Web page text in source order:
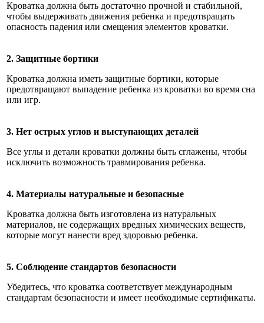
Кроватка должна быть достаточно прочной и стабильной,
чтобы выдерживать движения ребенка и предотвращать
опасность падения или смещения элементов кроватки.
2. Защитные бортики
Кроватка должна иметь защитные бортики, которые
предотвращают выпадение ребенка из кроватки во время сна
или игр.
3. Нет острых углов и выступающих деталей
Все углы и детали кроватки должны быть сглажены, чтобы
исключить возможность травмирования ребенка.
4. Материалы натуральные и безопасные
Кроватка должна быть изготовлена из натуральных
материалов, не содержащих вредных химических веществ,
которые могут нанести вред здоровью ребенка.
5. Соблюдение стандартов безопасности
Убедитесь, что кроватка соответствует международным
стандартам безопасности и имеет необходимые сертификаты.